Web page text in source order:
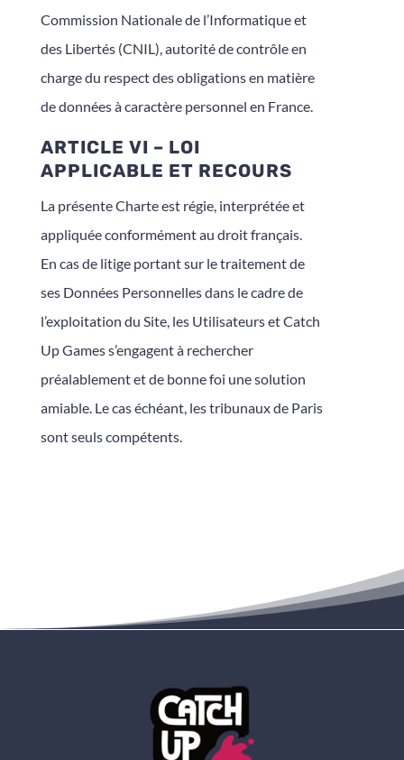
Commission Nationale de l’Informatique et
des Libertés (CNIL), autorité de contrôle en
charge du respect des obligations en matière
de données à caractère personnel en France.
ARTICLE VI – LOI
APPLICABLE ET RECOURS
La présente Charte est régie, interprétée et
appliquée conformément au droit français.
En cas de litige portant sur le traitement de
ses Données Personnelles dans le cadre de
l’exploitation du Site, les Utilisateurs et Catch
Up Games s’engagent à rechercher
préalablement et de bonne foi une solution
amiable. Le cas échéant, les tribunaux de Paris
sont seuls compétents.